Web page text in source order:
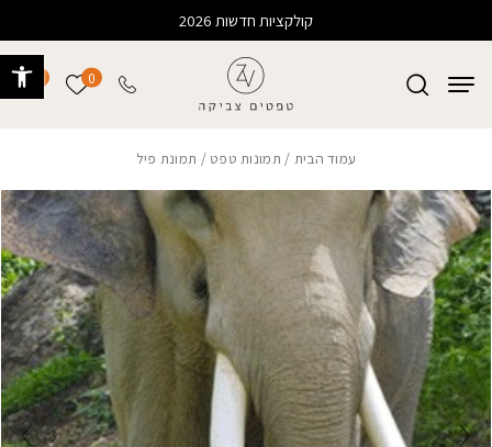
קולקציות חדשות 2026
0 הרשימה
עמוד הבית / תמונות טפט / תמונת פיל